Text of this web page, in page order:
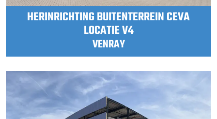
HERINRICHTING BUITENTERREIN CEVA
LOCATIE V4
VENRAY